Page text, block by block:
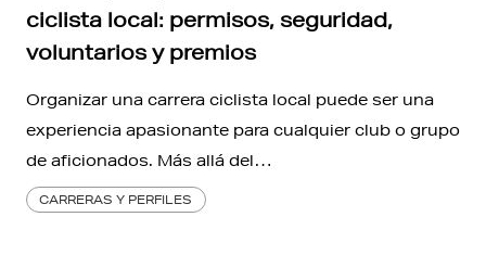
ciclista local: permisos, seguridad,
voluntarios y premios
Organizar una carrera ciclista local puede ser una
experiencia apasionante para cualquier club o grupo
de aficionados. Más allá del…
CARRERAS Y PERFILES